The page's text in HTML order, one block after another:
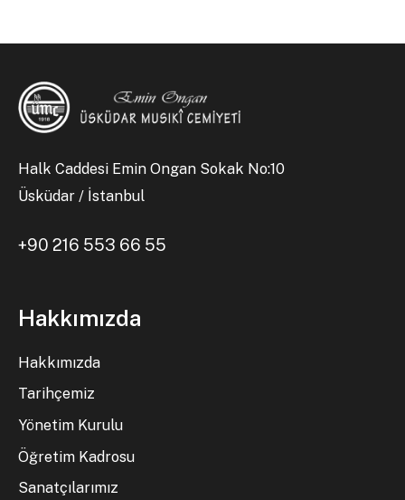
Halk Caddesi Emin Ongan Sokak No:10
Üsküdar / İstanbul
+90 216 553 66 55
Hakkımızda
Hakkımızda
Tarihçemiz
Yönetim Kurulu
Öğretim Kadrosu
Sanatçılarımız